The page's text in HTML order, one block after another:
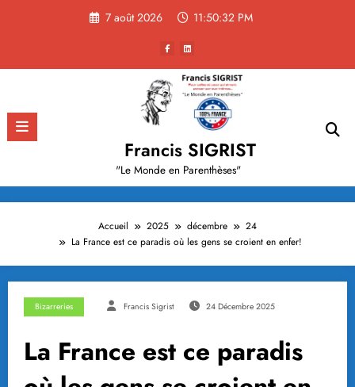
7 août 2026 11:50:33 PM
Francis SIGRIST
"Le Monde en Parenthèses"
Accueil 2025 décembre
24
La France est ce paradis où les gens se croient en enfer!
Bizarreries Francis Sigrist 24 Décembre 2025
La France est ce paradis